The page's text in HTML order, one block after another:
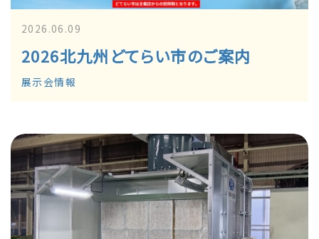
2026北九州どてらい市のご案内
2026.06.09
展示会情報